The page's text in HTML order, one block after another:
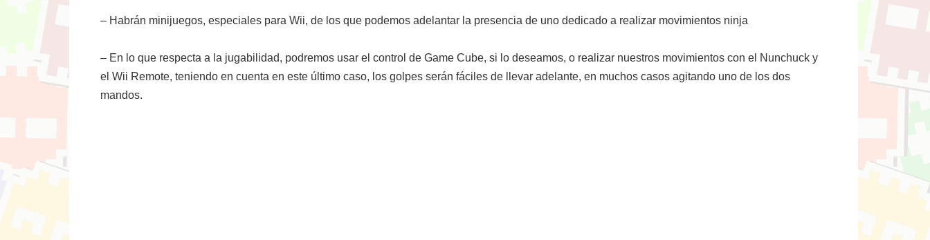
– Habrán minijuegos, especiales para Wii, de los que podemos adelantar la presencia de uno dedicado a realizar movimientos ninja
– En lo que respecta a la jugabilidad, podremos usar el control de Game Cube, si lo deseamos, o realizar nuestros movimientos con el Nunchuck y
el Wii Remote, teniendo en cuenta en este último caso, los golpes serán fáciles de llevar adelante, en muchos casos agitando uno de los dos
mandos.